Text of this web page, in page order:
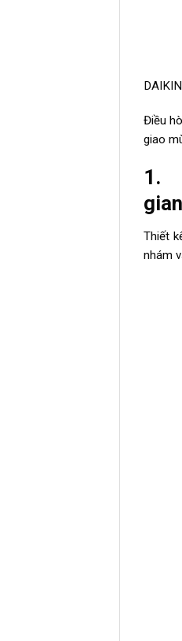
Điều
giao
1.
gian
Thiết
nhám